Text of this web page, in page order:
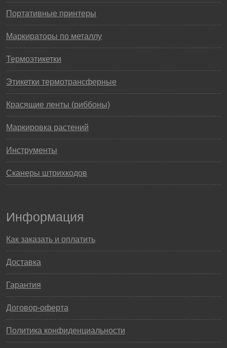
Портативные принтеры
Маркираторы по металлу
Термоэтикетки
Этикетки термотрансферные
Красящие ленты (риббоны)
Маркировка растений
Инструменты
Сканеры штрихкодов
Информация
Как заказать и оплатить
Доставка
Гарантия
Договор-оферта
Политика конфиденциальности